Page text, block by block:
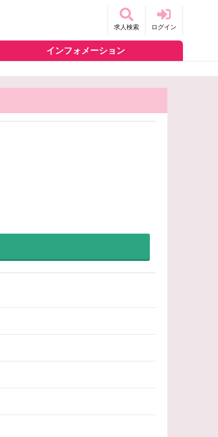
求人検索 ログイン
インフォメーション